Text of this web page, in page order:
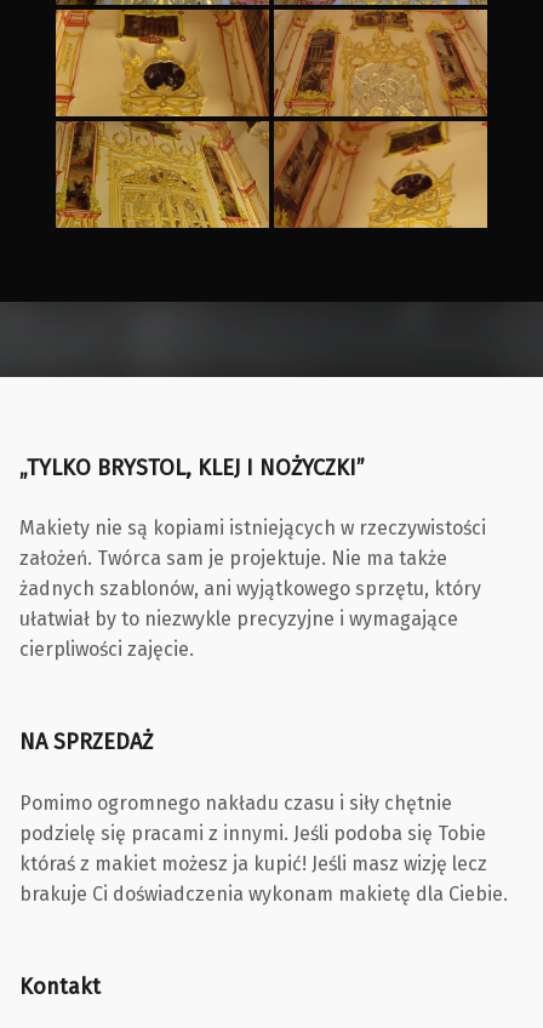
„TYLKO BRYSTOL, KLEJ I NOŻYCZKI”
Makiety nie są kopiami istniejących w rzeczywistości
założeń. Twórca sam je projektuje. Nie ma także
żadnych szablonów, ani wyjątkowego sprzętu, który
ułatwiał by to niezwykle precyzyjne i wymagające
cierpliwości zajęcie.
NA SPRZEDAŻ
Pomimo ogromnego nakładu czasu i siły chętnie
podzielę się pracami z innymi. Jeśli podoba się Tobie
któraś z makiet możesz ja kupić! Jeśli masz wizję lecz
brakuje Ci doświadczenia wykonam makietę dla Ciebie.
Kontakt